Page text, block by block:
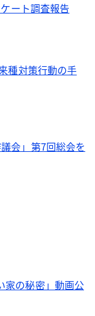
ート調査報告
種対策行動の手
会」第7回総会を
家の秘密」動画公